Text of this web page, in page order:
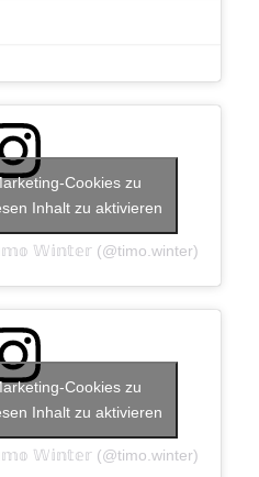
𝕎𝕚𝕟𝕥𝕖𝕣 (@timo.winter)
Cookies zu
Inhalt zu aktivieren
𝕎𝕚𝕟𝕥𝕖𝕣 (@timo.winter)
Cookies zu
Inhalt zu aktivieren